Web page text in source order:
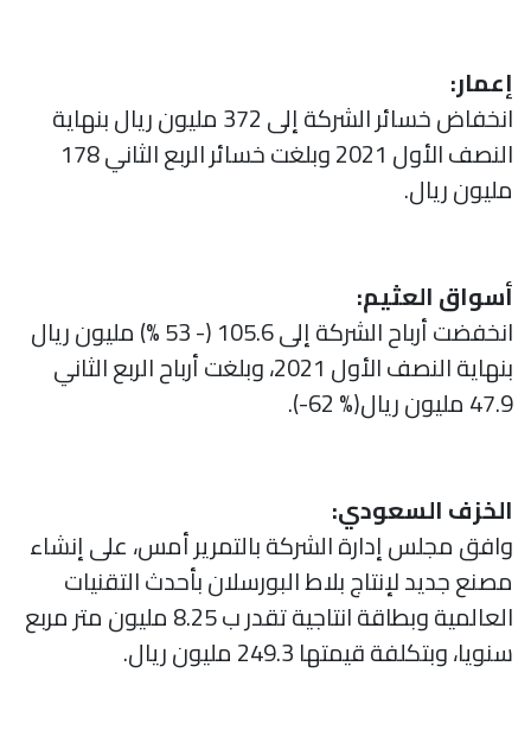
إعمار:
انخفاض خسائر الشركة إلى 372 مليون ريال بنهاية
النصف الأول 2021 وبلغت خسائر الربع الثاني 178
مليون ريال.
أسواق العثيم:
انخفضت أرباح الشركة إلى 105.6 (- 53 %) مليون ريال
بنهاية النصف الأول 2021، وبلغت أرباح الربع الثاني
47.9 مليون ريال(% 62-).
الخزف السعودي:
وافق مجلس إدارة الشركة بالتمرير أمس، على إنشاء
مصنع جديد لإنتاج بلاط البورسلان بأحدث التقنيات
العالمية وبطاقة انتاجية تقدر ب 8.25 مليون متر مربع
سنويا، وبتكلفة قيمتها 249.3 مليون ريال.